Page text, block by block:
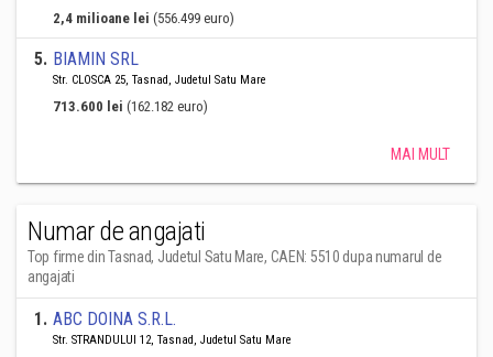
2,4 milioane lei (556.499 euro)
5. BIAMIN SRL
Str. CLOSCA 25, Tasnad, Judetul Satu Mare
713.600 lei (162.182 euro)
MAI MULT
Numar de angajati
Top firme din Tasnad, Judetul Satu Mare, CAEN: 5510 dupa numarul de
angajati
1. ABC DOINA S.R.L.
Str. STRANDULUI 12, Tasnad, Judetul Satu Mare